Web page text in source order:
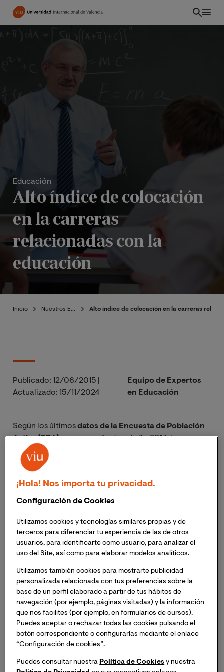
Pasar
Educación
Alto índice de colocación
en la carreras
relacionadas con la
educación
Inicio Nuestros Expertos Alto índice de colocación en la carreras
Publicado: 12/06/2015
Actualizado: 15/11/2024
Equipo de Expertos
en Educación
Según los últimosdatos de la Encuesta de Población
Activa (EPA)correspondientes al año 2014, los
profesionales formados en
Estadística
bajas de España
Encuesta de Población Activa (EPA)
correspondientes al año 2014, facilitados
Derecho, Veterinariay las carreras y profesiones
relacionadas conla Salud y la Seguridad también
tienen unasbuenas perspectivas laborales, al igual
que ocurre con Magisterio
relacionadas con la docencia.
¡Hola! Nos importa tu privacidad.
Configuración de Cookies
Utilizamos cookies y tecnologías similares propias y de
terceros para diferenciar tu experiencia de las de otros
usuarios, para identificarte como usuario, para analizar el
uso del Site, así como para elaborar modelos analíticos.
Utilizamos también cookies para mostrarte publicidad
personalizada relacionada con tus preferencias sobre la
base de un perfil elaborado a partir de tus hábitos de
navegación (por ejemplo, páginas visitadas) y la información
que nos facilites (por ejemplo, en formularios de cursos).
Puedes aceptar o rechazar todas las cookies pulsando el
botón correspondiente o configurarlas mediante el enlace
“Configuración de cookies”.
Puedes consultar nuestra Política de Cookies y nuestra